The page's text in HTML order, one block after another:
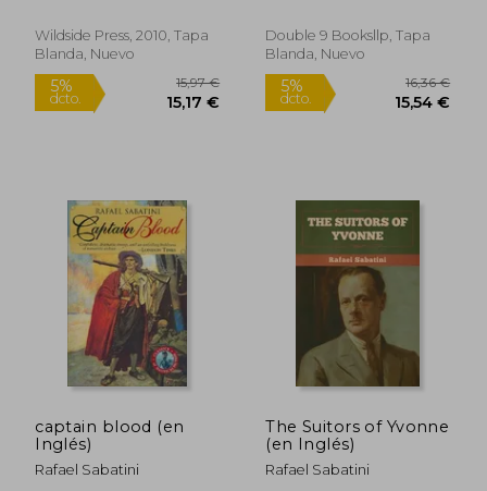
5%
dcto. dcto.
Wildside Press, 2010, Tapa
Blanda, Nuevo
Double 9 Booksllp, Tapa
Blanda, Nuevo
captain blood (en
Inglés)
Rafael Sabatini
The Suitors of Yvonne
(en Inglés)
Rafael Sabatini